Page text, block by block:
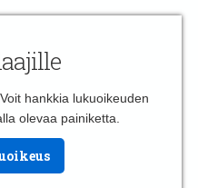
hankkia lukuoikeuden
olevaa painiketta.